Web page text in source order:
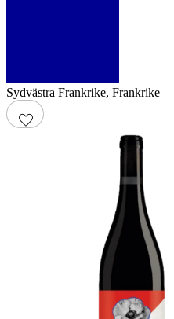
Sydvästra Frankrike, Frankrike